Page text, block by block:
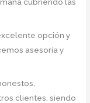
opción y
asesoría y
clientes, siendo